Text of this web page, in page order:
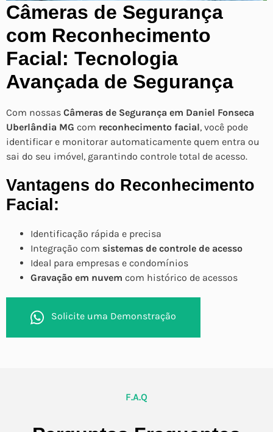
Câmeras de Segurança
com Reconhecimento
Facial: Tecnologia
Avançada de Segurança
Com nossas Câmeras de Segurança em Daniel Fonseca
Uberlândia MG com reconhecimento facial, você pode
identificar e monitorar automaticamente quem entra ou
sai do seu imóvel, garantindo controle total de acesso.
Vantagens do Reconhecimento
Facial:
Identificação rápida e precisa
Integração com sistemas de controle de acesso
Ideal para empresas e condomínios
Gravação em nuvem com histórico de acessos
Solicite uma Demonstração
F.A.Q